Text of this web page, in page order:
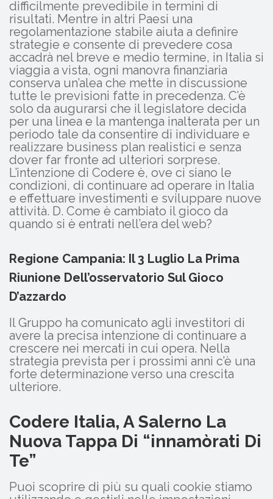
difficilmente prevedibile in termini di
risultati. Mentre in altri Paesi una
regolamentazione stabile aiuta a definire
strategie e consente di prevedere cosa
accadrà nel breve e medio termine, in Italia si
viaggia a vista, ogni manovra finanziaria
conserva un’alea che mette in discussione
tutte le previsioni fatte in precedenza. C’è
solo da augurarsi che il legislatore decida
per una linea e la mantenga inalterata per un
periodo tale da consentire di individuare e
realizzare business plan realistici e senza
dover far fronte ad ulteriori sorprese.
L’intenzione di Codere è, ove ci siano le
condizioni, di continuare ad operare in Italia
e effettuare investimenti e sviluppare nuove
attività. D. Come è cambiato il gioco da
quando si è entrati nell’era del web?
Regione Campania: Il 3 Luglio La Prima
Riunione Dell’osservatorio Sul Gioco
D’azzardo
Il Gruppo ha comunicato agli investitori di
avere la precisa intenzione di continuare a
crescere nei mercati in cui opera. Nella
strategia prevista per i prossimi anni c’è una
forte determinazione verso una crescita
ulteriore.
Codere Italia, A Salerno La
Nuova Tappa Di “innamòrati Di
Te”
Puoi scoprire di più su quali cookie stiamo